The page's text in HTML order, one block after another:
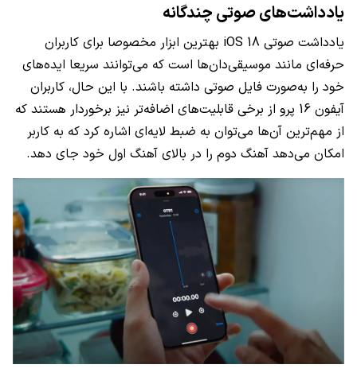
یادداشت‌های صوتی چندگانه
یادداشت صوتی iOS 18 بهترین ابزار مخصوصا برای کاربران
حرفه‌ای مانند موسیقی‌دان‌ها است که می‌توانند سریعا ایده‌های
خود را به‌صورت فایل صوتی داشته باشند. با این حال، کاربران
آیفون 16 پرو از برخی قابلیت‌های اضافه‌تر نیز برخوردار هستند که
از مهم‌ترین آن‌ها می‌توان به ضبط لایه‌ای اشاره کرد که به کاربر
امکان می‌دهد آهنگ دوم را در بالای آهنگ اول خود جای دهد.